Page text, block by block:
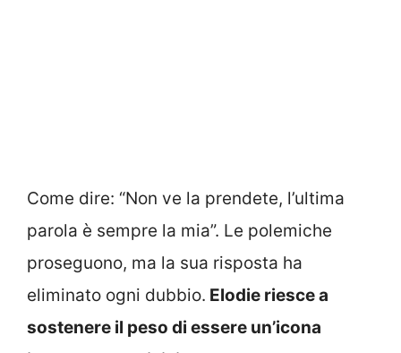
Come dire: “Non ve la prendete, l’ultima
parola è sempre la mia”. Le polemiche
proseguono, ma la sua risposta ha
eliminato ogni dubbio. Elodie riesce a
sostenere il peso di essere un’icona